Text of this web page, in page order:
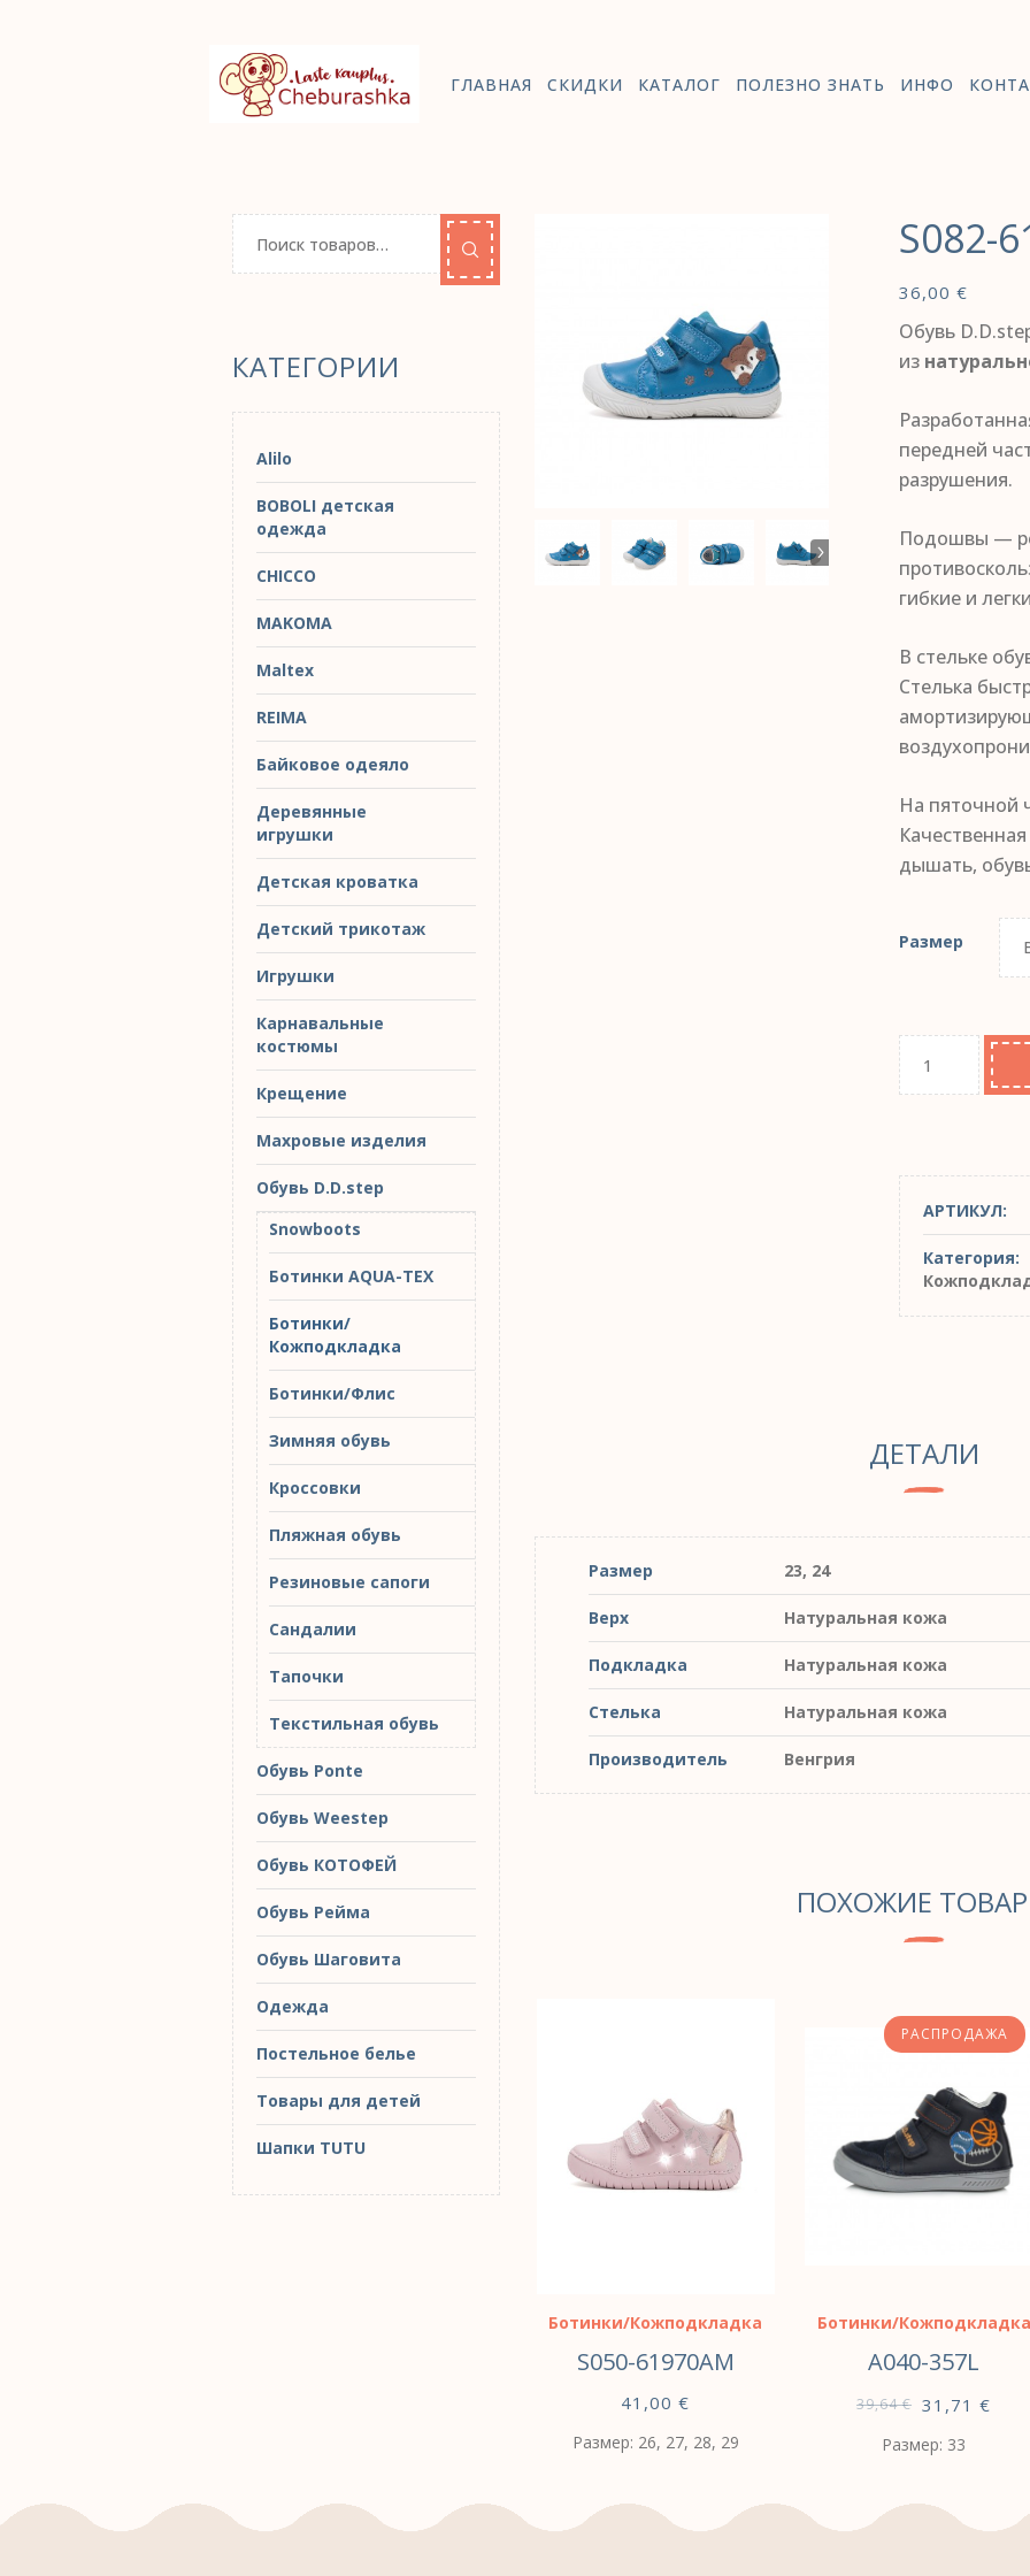
ГЛАВНАЯ СКИДКИ КАТАЛОГ ПОЛЕЗНО ЗНАТЬ ИНФО
S082-
36,00 €
Обувь
из
передней
разрушения.
Подошвы —
гибкие и
В стельке
Стелька
На пяточной
дышать,
Размер
АРТИКУЛ:
Категория:
ДЕТАЛИ
Размер 23, 24
Верх Натуральная кожа
Подкладка Натуральная кожа
Стелька Натуральная кожа
Производитель Венгрия
ПОХОЖИЕ
Ботинки/Кожподкладка
S050-61970AM
41,00 €
Размер: 26, 27, 28, 29
РАСПРОДАЖА
Ботинки/Кожподкладка
A040-357L
39,64 € 31,71 €
Размер: 33
КАТЕГОРИИ
Alilo
BOBOLI детская
одежда
CHICCO
MAKOMA
Maltex
REIMA
Байковое одеяло
Деревянные
игрушки
Детская кроватка
Детский трикотаж
Игрушки
Карнавальные
костюмы
Крещение
Махровые изделия
Обувь D.D.step
Snowboots
Ботинки AQUA-TEX
Ботинки/
Кожподкладка
Ботинки/Флис
Зимняя обувь
Кроссовки
Пляжная обувь
Резиновые сапоги
Сандалии
Тапочки
Текстильная обувь
Обувь Ponte
Обувь Weestep
Обувь КОТОФЕЙ
Обувь Рейма
Обувь Шаговита
Одежда
Постельное белье
Товары для детей
Шапки TUTU